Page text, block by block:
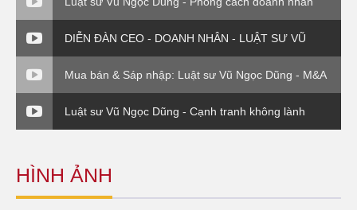
DIỄN ĐÀN CEO - DOANH NHÂN - LUẬT SƯ VŨ
NGỌC DŨNG - PHẦN 4
Mua bán & Sáp nhập: Luật sư Vũ Ngọc Dũng - M&A
về vụ EVN( P3)
Luật sư Vũ Ngọc Dũng - Cạnh tranh không lành
mạnh (Luật sư và Doanh nghiệp)
HÌNH ẢNH